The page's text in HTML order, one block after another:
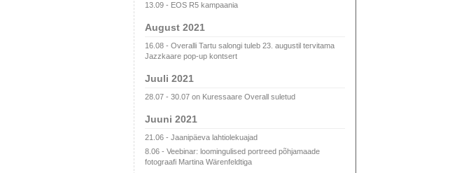
13.09 - EOS R5 kampaania
August 2021
16.08 - Overalli Tartu salongi tuleb 23. augustil tervitama
Jazzkaare pop-up kontsert
Juuli 2021
28.07 - 30.07 on Kuressaare Overall suletud
Juuni 2021
21.06 - Jaanipäeva lahtiolekuajad
8.06 - Veebinar: loomingulised portreed põhjamaade
fotograafi Martina Wärenfeldtiga